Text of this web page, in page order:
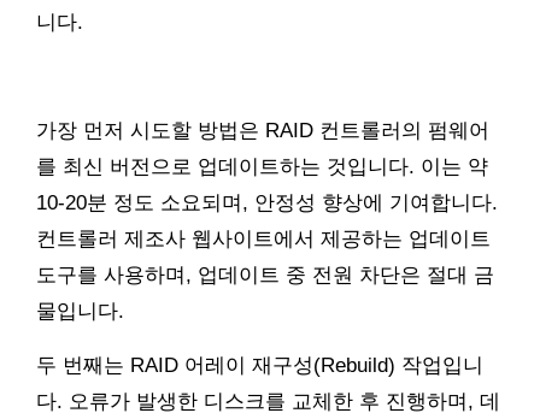
니다.
가장 먼저 시도할 방법은 RAID 컨트롤러의 펌웨어
를 최신 버전으로 업데이트하는 것입니다. 이는 약
10-20분 정도 소요되며, 안정성 향상에 기여합니다.
컨트롤러 제조사 웹사이트에서 제공하는 업데이트
도구를 사용하며, 업데이트 중 전원 차단은 절대 금
물입니다.
두 번째는 RAID 어레이 재구성(Rebuild) 작업입니
다. 오류가 발생한 디스크를 교체한 후 진행하며, 데